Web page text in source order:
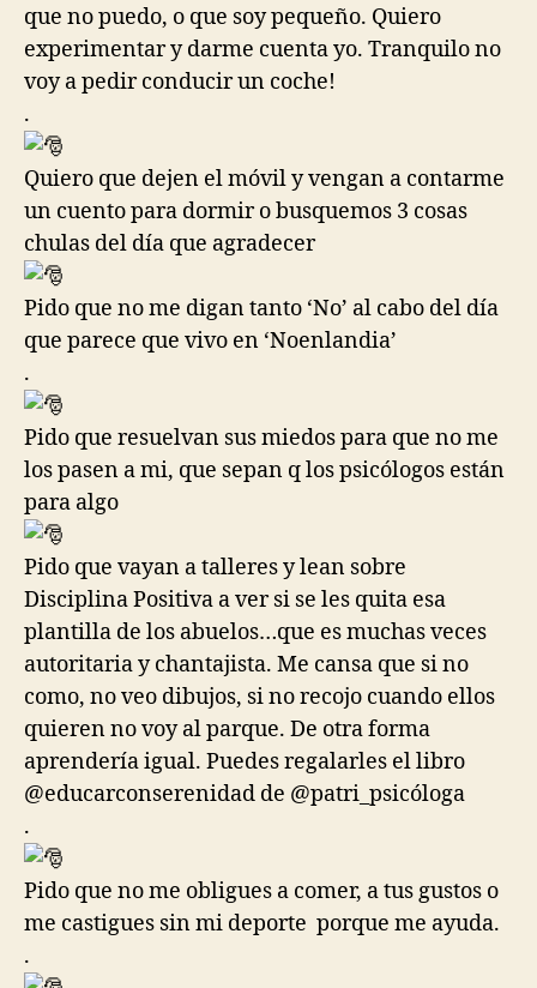
que no puedo, o que soy pequeño. Quiero
experimentar y darme cuenta yo. Tranquilo no
voy a pedir conducir un coche!
.
Quiero que dejen el móvil y vengan a contarme
un cuento para dormir o busquemos 3 cosas
chulas del día que agradecer
Pido que no me digan tanto ‘No’ al cabo del día
que parece que vivo en ‘Noenlandia’
.
Pido que resuelvan sus miedos para que no me
los pasen a mi, que sepan q los psicólogos están
para algo
Pido que vayan a talleres y lean sobre
Disciplina Positiva a ver si se les quita esa
plantilla de los abuelos…que es muchas veces
autoritaria y chantajista. Me cansa que si no
como, no veo dibujos, si no recojo cuando ellos
quieren no voy al parque. De otra forma
aprendería igual. Puedes regalarles el libro
@educarconserenidad de @patri_psicóloga
.
Pido que no me obligues a comer, a tus gustos o
me castigues sin mi deporte porque me ayuda.
.